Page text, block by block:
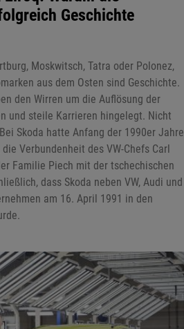
Geschichte
Moskwitsch, Tatra oder Polonez,
aus dem Osten sind Geschichte.
den Wirren um die Auflösung der
und steile Karrieren hingelegt. Nicht
Skoda hatte Anfang der 1990er Jahre
Verbundenheit des VW-Chefs Carl
Familie Piech mit der tschechischen
dass Skoda neben VW, Audi und
am 16. April 1991 in den